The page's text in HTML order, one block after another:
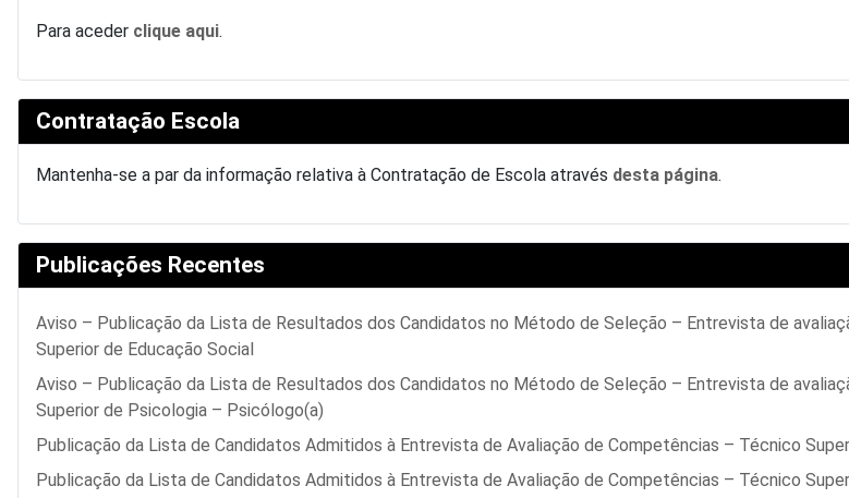
Para aceder clique aqui.
Contratação Escola
Mantenha-se a par da informação relativa à Contratação de Escola através desta página.
Publicações Recentes
Aviso – Publicação da Lista de Resultados dos Candidatos no Método de Seleção – Entrevista de
Superior de Educação Social
Aviso – Publicação da Lista de Resultados dos Candidatos no Método de Seleção – Entrevista de
Superior de Psicologia – Psicólogo(a)
Publicação da Lista de Candidatos Admitidos à Entrevista de Avaliação de Competências – Técnico
Publicação da Lista de Candidatos Admitidos à Entrevista de Avaliação de Competências – Técnico